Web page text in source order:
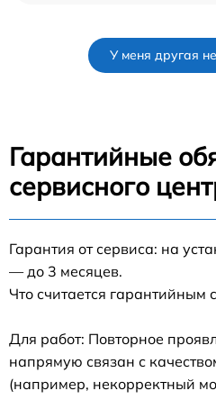
У меня другая
Гарантийные
сервисного
Гарантия от сервиса: на
— до 3 месяцев.
Что считается гарантийным
Для работ: Повторное
напрямую связан с
(например, некорректный